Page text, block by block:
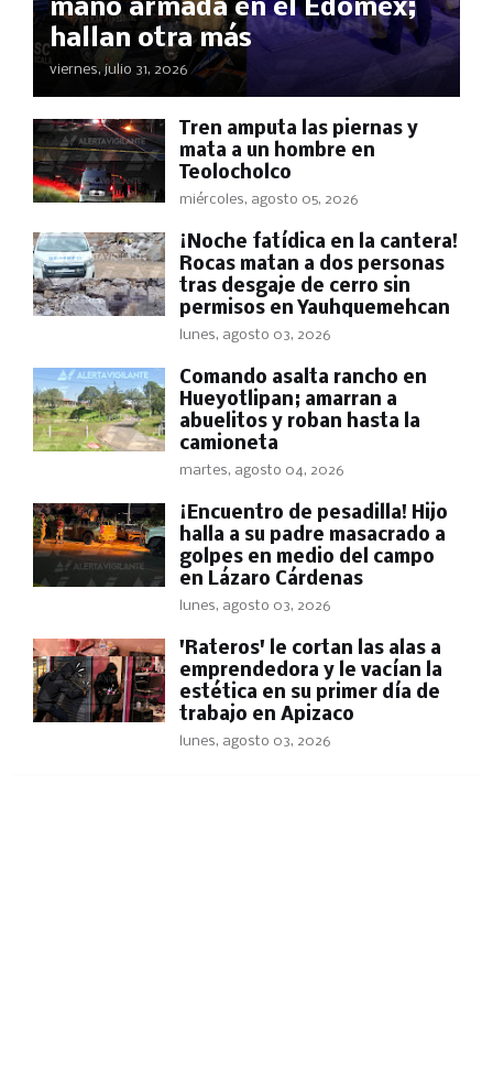
mano armada en el Edomex;
hallan otra más
viernes, julio 31, 2026
Tren amputa las piernas y
mata a un hombre en
Teolocholco
miércoles, agosto 05, 2026
​¡Noche fatídica en la cantera!
Rocas matan a dos personas
tras desgaje de cerro sin
permisos en Yauhquemehcan
lunes, agosto 03, 2026
Comando asalta rancho en
Hueyotlipan; amarran a
abuelitos y roban hasta la
camioneta
martes, agosto 04, 2026
​¡Encuentro de pesadilla! Hijo
halla a su padre masacrado a
golpes en medio del campo
en Lázaro Cárdenas
lunes, agosto 03, 2026
'Rateros' le cortan las alas a
emprendedora y le vacían la
estética en su primer día de
trabajo en Apizaco
lunes, agosto 03, 2026